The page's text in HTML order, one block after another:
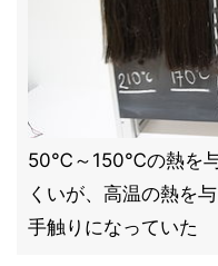
50℃～150℃の熱を与
くいが、高温の熱を
手触りになっていた